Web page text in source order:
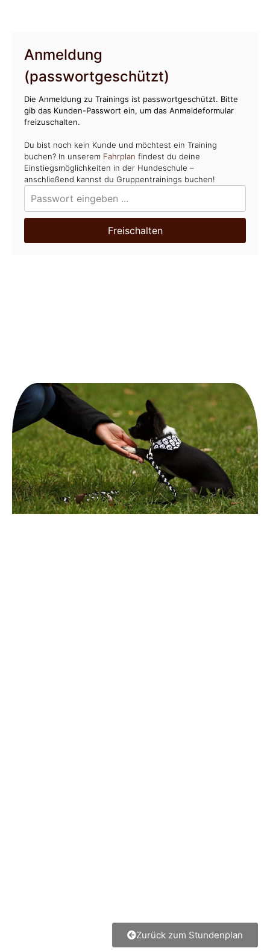
Anmeldung
(passwortgeschützt)
Die Anmeldung zu Trainings ist passwortgeschützt. Bitte
gib das Kunden-Passwort ein, um das Anmeldeformular
freizuschalten.
Du bist noch kein Kunde und möchtest ein Training
buchen? In unserem Fahrplan findest du deine
Einstiegsmöglichkeiten in der Hundeschule –
anschließend kannst du Gruppentrainings buchen!
Freischalten
Zurück zum Stundenplan